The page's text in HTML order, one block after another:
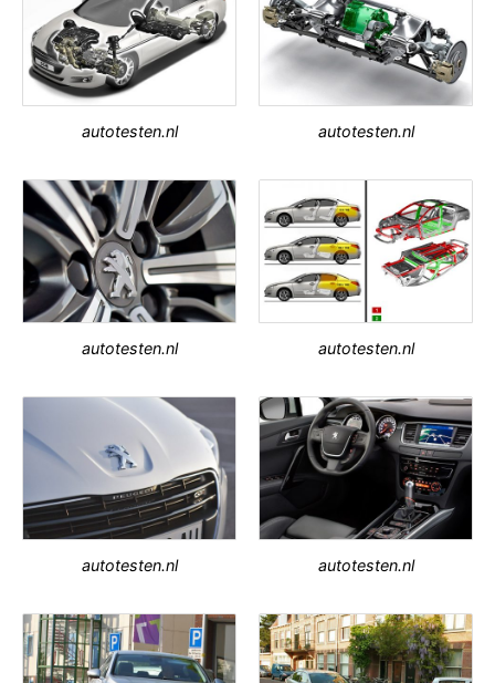
autotesten.nl autotesten.nl
autotesten.nl autotesten.nl
autotesten.nl autotesten.nl